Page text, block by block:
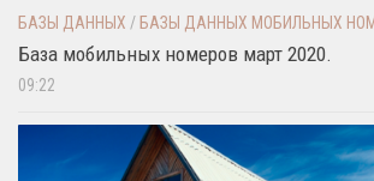
БАЗЫ ДАННЫХ / БАЗЫ ДАННЫХ МОБИЛЬНЫХ
База мобильных номеров март 2020.
09:22